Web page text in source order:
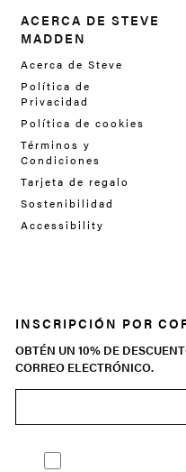
ACERCA DE STEVE
MADDEN
Acerca de Steve
Política de
Privacidad
Política de cookies
Términos y
Condiciones
Tarjeta de regalo
Sostenibilidad
Accessibility
INSCRIPCIÓN POR
OBTÉN UN 10% DE
CORREO ELECTRÓNICO.